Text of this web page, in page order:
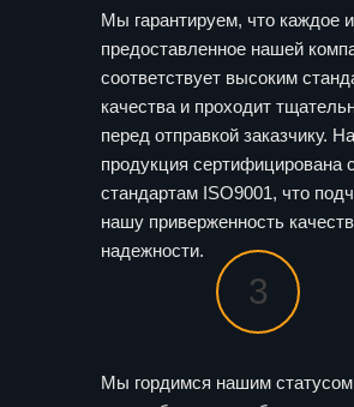
Мы гарантируем, что каждое
предоставленное нашей
соответствует высоким
качества и проходит
перед отправкой заказчику.
продукция сертифицирована
стандартам ISO9001, что
нашу приверженность
надежности.
Мы гордимся нашим статусом
3